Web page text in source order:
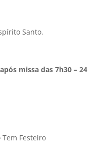
Santo.
missa das 7h30 – 24
Tem Festeiro